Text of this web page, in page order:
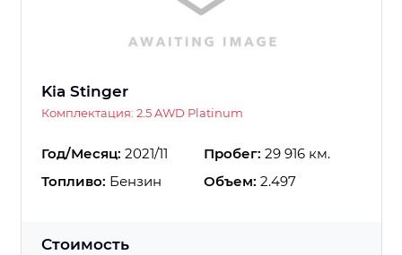
Kia Stinger
Комплектация: 2.5 AWD Platinum
Год/Месяц: 2021/11 Пробег: 29 916 км.
Топливо: Бензин Объем: 2.497
Стоимость